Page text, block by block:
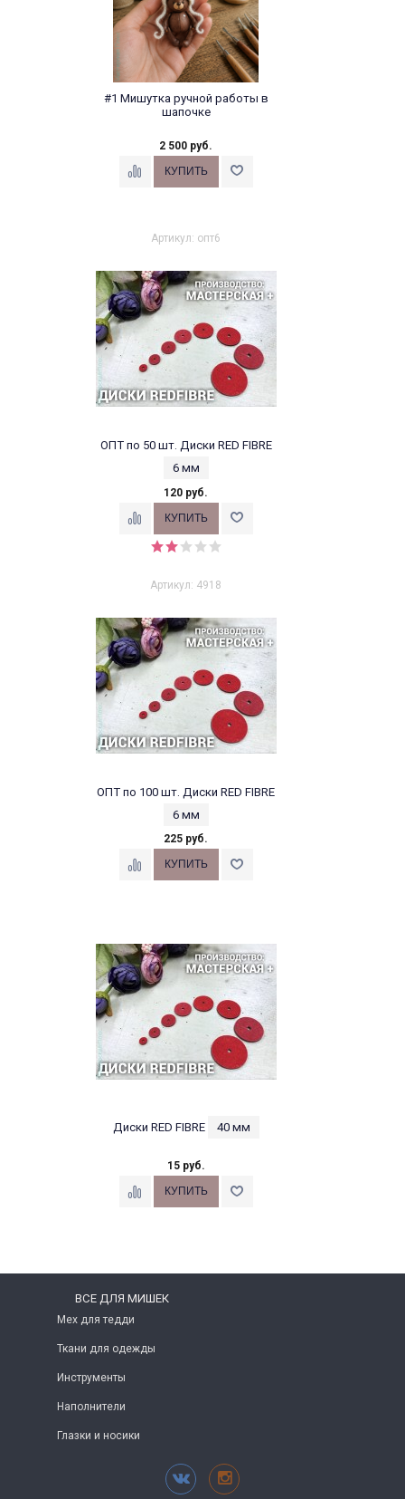
#1 Мишутка ручной работы в
шапочке
2 500 руб.
Артикул: опт6
ОПТ по 50 шт. Диски RED FIBRE
6 мм
120 руб.
Артикул: 4918
ОПТ по 100 шт. Диски RED FIBRE
6 мм
225 руб.
Диски RED FIBRE 40 мм
15 руб.
ВСЕ ДЛЯ МИШЕК
Мех для тедди
Ткани для одежды
Инструменты
Наполнители
Глазки и носики